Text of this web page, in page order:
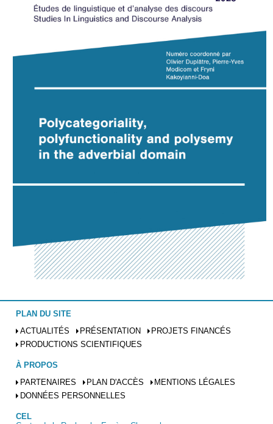
PLAN DU SITE
ACTUALITÉS
PRÉSENTATION
PROJETS FINANCÉS
PRODUCTIONS SCIENTIFIQUES
À PROPOS
PARTENAIRES
PLAN D'ACCÈS
MENTIONS LÉGALES
DONNÉES PERSONNELLES
CEL